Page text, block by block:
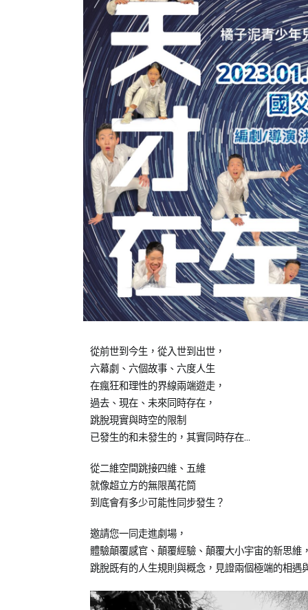
Posted
on
2022-
09-
28
Posted
開
活
動,
國
公
益
演/
邀
約
作
Tagged
公
演,
橘
泥
劇
團,
少
年
從前世到今生，從入世到出世，
六幕劇、六個故事、六度人生
在瘋狂和理性的界線兩端遊走，
過去、現在、未來同時存在，
跳脫現實與時空的限制
已發生的和未發生的，其實同時存在…
從二維空間跳接四維、五維
就像超立方的無限萬花筒
到底會有多少可能性同步發生？
邀請您一同走進劇場，
體驗顛覆感官、顛覆經驗、顛覆大小宇宙的新思維
跳脫既有的人生規則與概念，見證兩個極端的相遇